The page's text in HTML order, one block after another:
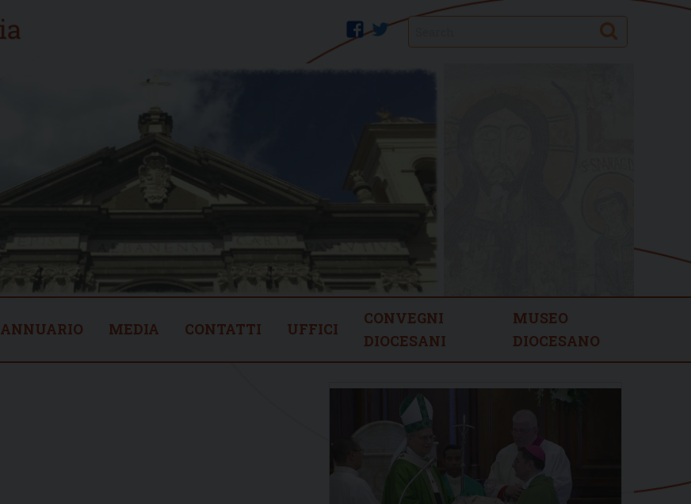
twitter
facebook Search
ANNUARIO MEDIA CONTATTI UFFICI
CONVEGNI
DIOCESANI
MUSEO
DIOCESANO